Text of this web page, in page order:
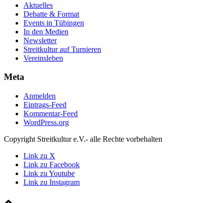
Aktuelles
Debatte & Format
Events in Tübingen
In den Medien
Newsletter
Streitkultur auf Turnieren
Vereinsleben
Meta
Anmelden
Eintrags-Feed
Kommentar-Feed
WordPress.org
Copyright Streitkultur e.V.- alle Rechte vorbehalten
Link zu X
Link zu Facebook
Link zu Youtube
Link zu Instagram